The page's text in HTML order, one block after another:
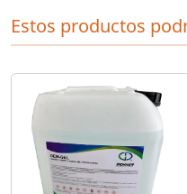
Estos productos